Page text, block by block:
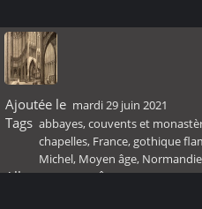
Ajoutée le mardi 29 juin 2021
Tags abbayes, couvents et
chapelles, France, gothique
Michel, Moyen âge, Normandie
Albums Moyen Âge